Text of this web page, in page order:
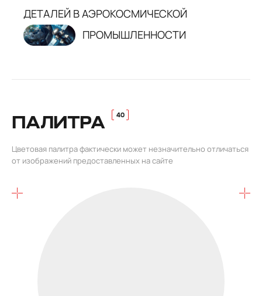
ДЕТАЛЕЙ В АЭРОКОСМИЧЕСКОЙ
ПРОМЫШЛЕННОСТИ
ПАЛИТРА
Цветовая палитра фактически может незначительно отличаться
от изображений предоставленных на сайте